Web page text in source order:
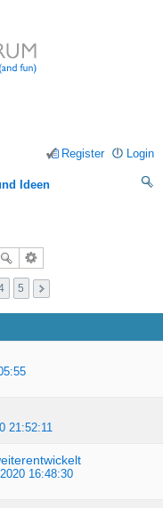
Login
Register
Ideen
5
21:52:11
16:48:30